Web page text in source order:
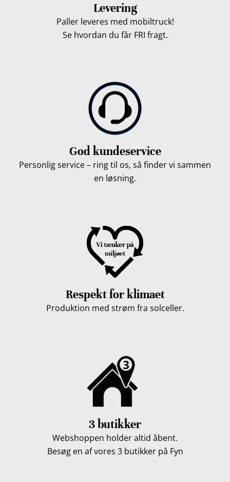
Levering
Paller leveres med mobiltruck!
Se hvordan du får FRI fragt.
God kundeservice
Personlig service – ring til os, så finder vi sammen
en løsning.
Respekt for klimaet
Produktion med strøm fra solceller.
3 butikker
Webshoppen holder altid åbent.
Besøg en af vores 3 butikker på Fyn